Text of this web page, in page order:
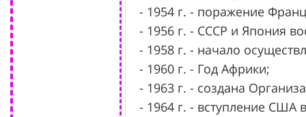
- 1954 г. - поражение
- 1956 г. - СССР и Япония
- 1958 г. - начало
- 1960 г. - Год Африки;
- 1963 г. - создана
- 1964 г. - вступление США